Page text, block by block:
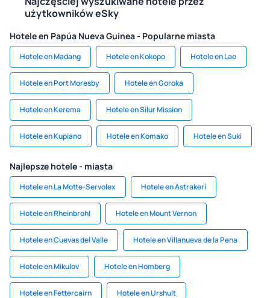
użytkowników eSky
Hotele en Papúa Nueva Guinea - Popularne miasta
Hotele en Madang Hotele en Kokopo Hotele en Lae
Hotele en Port Moresby Hotele en Goroka
Hotele en Kerema Hotele en Silur Mission
Hotele en Kupiano Hotele en Komako Hotele en Suki
Najlepsze hotele - miasta
Hotele en La Motte-Servolex Hotele en Astrakerí
Hotele en Rheinbrohl Hotele en Mount Vernon
Hotele en Cuevas del Valle Hotele en Villanueva de la Pena
Hotele en Mikulov Hotele en Homberg
Hotele en Fettercairn Hotele en Urshult